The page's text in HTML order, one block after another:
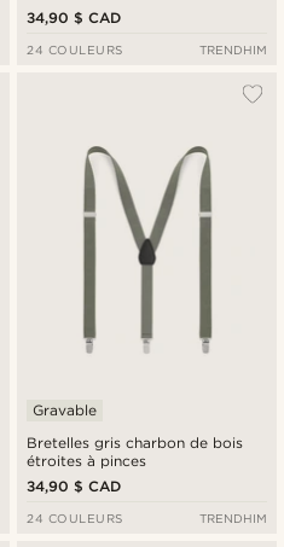
34,90 $ CAD
24 COULEURS TRENDHIM
Bretelles gris charbon de bois
étroites à pinces
Gravable
34,90 $ CAD
24 COULEURS TRENDHIM